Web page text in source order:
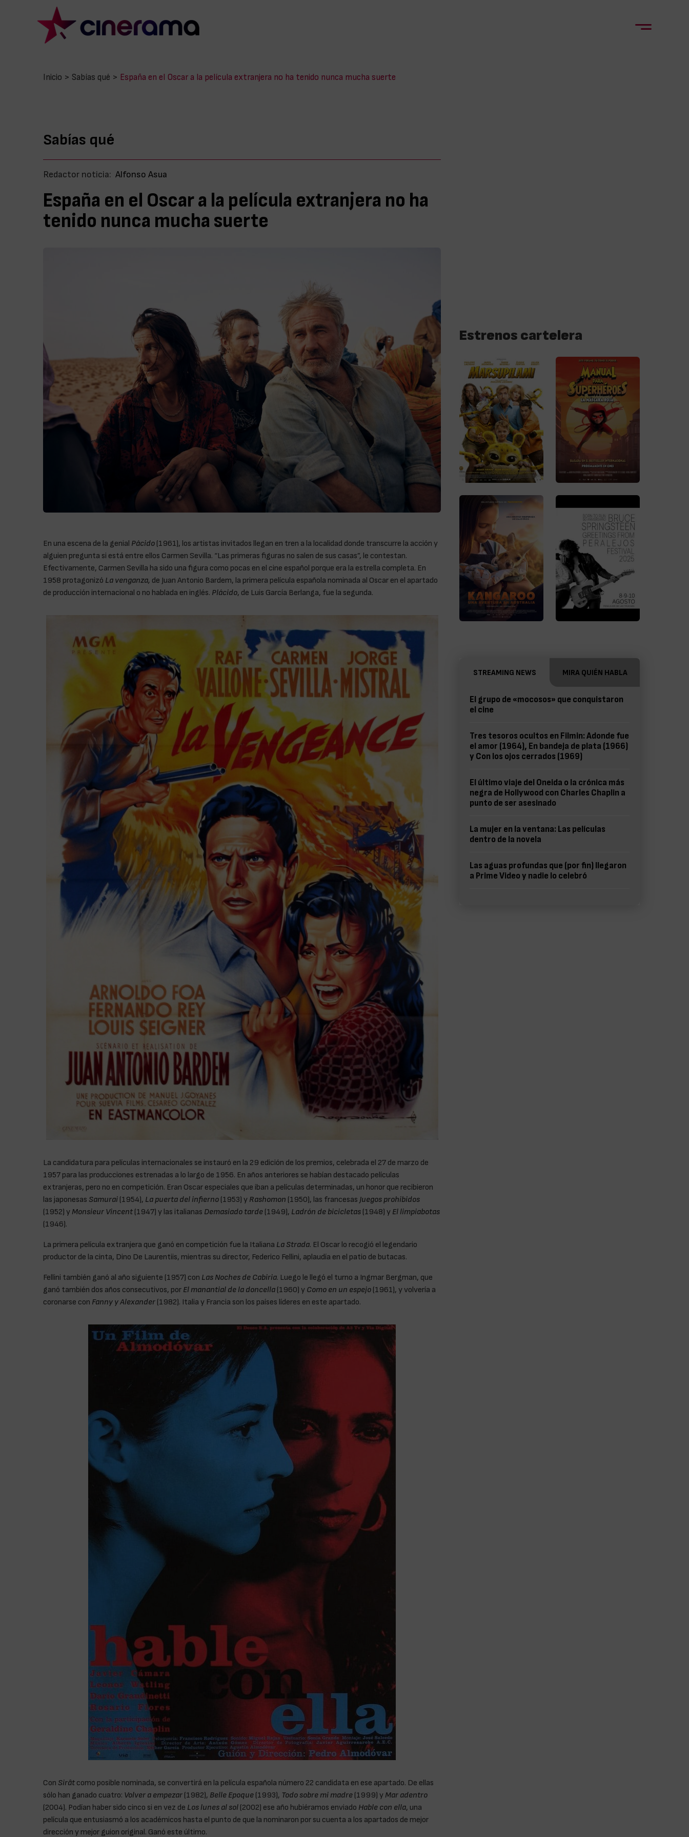
Inicio > Sabías qué > España en el Oscar a la película extranjera no ha tenido nunca mucha suerte
Sabías qué
Redactor noticia: Alfonso Asua
España en el Oscar a la película extranjera no ha
tenido nunca mucha suerte
En una escena de la genial Pácido (1961), los artistas invitados llegan en tren a la localidad donde transcurre la acción y
alguien pregunta si está entre ellos Carmen Sevilla. “Las primeras figuras no salen de sus casas”, le contestan.
Efectivamente, Carmen Sevilla ha sido una figura como pocas en el cine español porque era la estrella completa. En
1958 protagonizó La venganza, de Juan Antonio Bardem, la primera película española nominada al Oscar en el apartado
de producción internacional o no hablada en inglés. Plácido, de Luis García Berlanga, fue la segunda.
La candidatura para películas internacionales se instauró en la 29 edición de los premios, celebrada el 27 de marzo de
1957 para las producciones estrenadas a lo largo de 1956. En años anteriores se habían destacado películas
extranjeras, pero no en competición. Eran Oscar especiales que iban a películas determinadas, un honor que recibieron
las japonesas Samurai (1954), La puerta del infierno (1953) y Rashomon (1950), las francesas Juegos prohibidos
(1952) y Monsieur Vincent (1947) y las italianas Demasiado tarde (1949), Ladrón de bicicletas (1948) y El limpiabotas
(1946).
La primera película extranjera que ganó en competición fue la Italiana La Strada. El Oscar lo recogió el legendario
productor de la cinta, Dino De Laurentiis, mientras su director, Federico Fellini, aplaudía en el patio de butacas.
Fellini también ganó al año siguiente (1957) con Las Noches de Cabiria. Luego le llegó el turno a Ingmar Bergman, que
ganó también dos años consecutivos, por El manantial de la doncella (1960) y Como en un espejo (1961), y volvería a
coronarse con Fanny y Alexander (1982). Italia y Francia son los países líderes en este apartado.
Con Sirât como posible nominada, se convertirá en la película española número 22 candidata en ese apartado. De ellas
sólo han ganado cuatro: Volver a empezar (1982), Belle Epoque (1993), Todo sobre mi madre (1999) y Mar adentro
(2004). Podían haber sido cinco si en vez de Los lunes al sol (2002) ese año hubiéramos enviado Hable con ella, una
película que entusiasmó a los académicos hasta el punto de que la nominaron por su cuenta a los apartados de mejor
dirección y mejor guion original. Ganó este último.
Estrenos cartelera
STREAMING NEWS MIRA QUIÉN HABLA
El grupo de «mocosos» que conquistaron
el cine
Tres tesoros ocultos en Filmin: Adonde fue
el amor (1964), En bandeja de plata (1966)
y Con los ojos cerrados (1969)
El último viaje del Oneida o la crónica más
negra de Hollywood con Charles Chaplin a
punto de ser asesinado
La mujer en la ventana: Las películas
dentro de la novela
Las aguas profundas que (por fin) llegaron
a Prime Video y nadie lo celebró